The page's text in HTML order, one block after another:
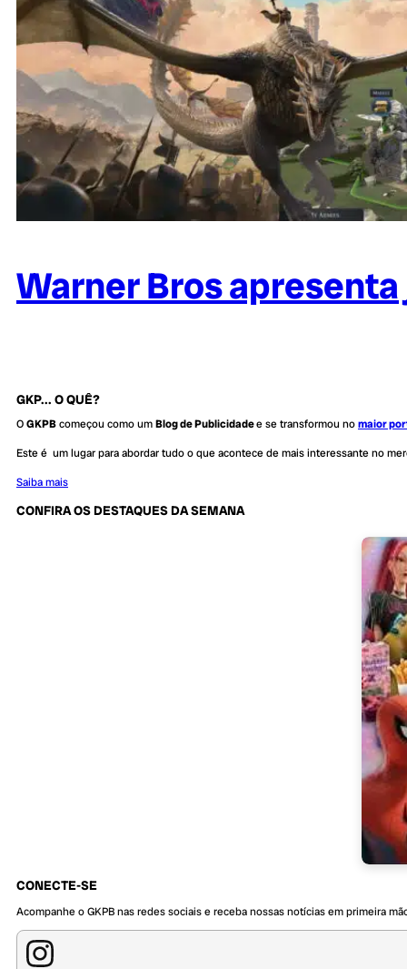
Warner Bros
GKP... O QUÊ?
OGKPBcomeçou como umBlog de Publicidadee se transformou nomaior
Este é um lugar para abordar tudo o que acontece de mais interessante no
Saiba mais
CONFIRA OS DESTAQUES DA SEMANA
CONECTE-SE
Acompanhe o GKPB nas redes sociais e receba nossas notícias em primeira